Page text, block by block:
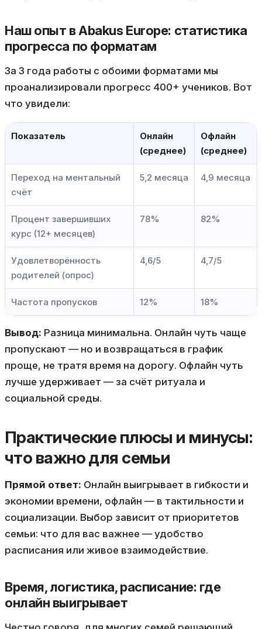
Наш опыт в Abakus Europe: статистика
прогресса по форматам
За 3 года работы с обоими форматами мы
проанализировали прогресс 400+ учеников. Вот
что увидели:
Показатель
Онлайн
(среднее)
Офлайн
(среднее)
Переход на ментальный
счёт
5,2 месяца 4,9 месяца
Процент завершивших
курс (12+ месяцев)
78% 82%
Удовлетворённость
родителей (опрос)
4,6/5 4,7/5
Частота пропусков 12% 18%
Вывод: Разница минимальна. Онлайн чуть чаще
пропускают — но и возвращаться в график
проще, не тратя время на дорогу. Офлайн чуть
лучше удерживает — за счёт ритуала и
социальной среды.
Практические плюсы и минусы:
что важно для семьи
Прямой ответ: Онлайн выигрывает в гибкости и
экономии времени, офлайн — в тактильности и
социализации. Выбор зависит от приоритетов
семьи: что для вас важнее — удобство
расписания или живое взаимодействие.
Время, логистика, расписание: где
онлайн выигрывает